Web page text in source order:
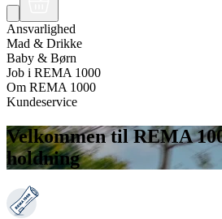
Ansvarlighed
Mad & Drikke
Baby & Børn
Job i REMA 1000
Om REMA 1000
Kundeservice
Velkommen til REMA
holdning